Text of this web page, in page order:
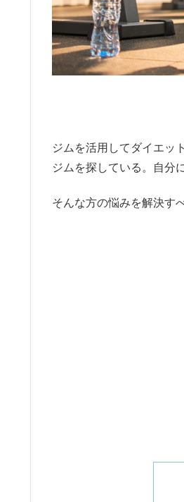
ジムを活用してダイエッ
ジムを探している。自分
そんな方の悩みを解決す